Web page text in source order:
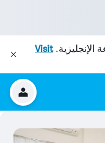
الإنجليزية.Visit